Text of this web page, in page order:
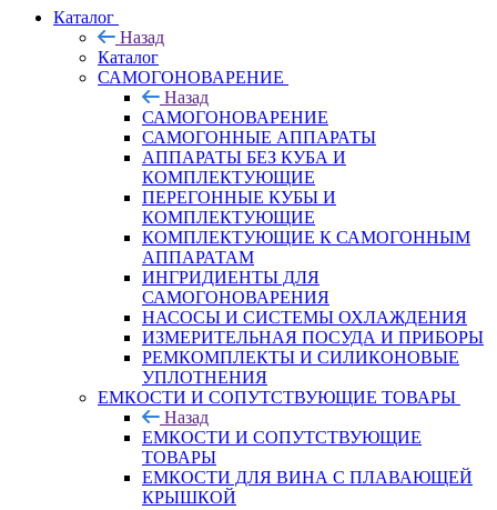
Каталог
Назад
Каталог
САМОГОНОВАРЕНИЕ
Назад
САМОГОНОВАРЕНИЕ
САМОГОННЫЕ АППАРАТЫ
АППАРАТЫ БЕЗ КУБА И
КОМПЛЕКТУЮЩИЕ
ПЕРЕГОННЫЕ КУБЫ И
КОМПЛЕКТУЮЩИЕ
КОМПЛЕКТУЮЩИЕ К САМОГОННЫМ
АППАРАТАМ
ИНГРИДИЕНТЫ ДЛЯ
САМОГОНОВАРЕНИЯ
НАСОСЫ И СИСТЕМЫ ОХЛАЖДЕНИЯ
ИЗМЕРИТЕЛЬНАЯ ПОСУДА И ПРИБОРЫ
РЕМКОМПЛЕКТЫ И СИЛИКОНОВЫЕ
УПЛОТНЕНИЯ
ЕМКОСТИ И СОПУТСТВУЮЩИЕ ТОВАРЫ
Назад
ЕМКОСТИ И СОПУТСТВУЮЩИЕ
ТОВАРЫ
ЕМКОСТИ ДЛЯ ВИНА С ПЛАВАЮЩЕЙ
КРЫШКОЙ